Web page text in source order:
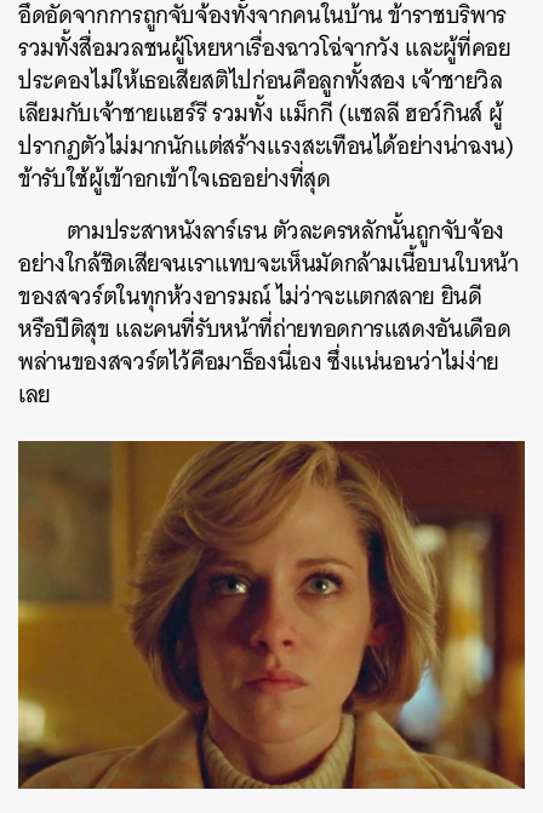
อึดอัดจากการถูกจับจ้องทั้งจากคนในบ้าน ข้าราชบริพาร
รวมทั้งสื่อมวลชนผู้โหยหาเรื่องฉาวโฉ่จากวัง และผู้ที่คอย
ประคองไม่ให้เธอเสียสติไปก่อนคือลูกทั้งสอง เจ้าชายวิล
เลียมกับเจ้าชายแฮร์รี รวมทั้ง แม็กกี (แซลลี ฮอว์กินส์ ผู้
ปรากฏตัวไม่มากนักแต่สร้างแรงสะเทือนได้อย่างน่าฉงน)
ข้ารับใช้ผู้เข้าอกเข้าใจเธออย่างที่สุด
ตามประสาหนังลาร์เรน ตัวละครหลักนั้นถูกจับจ้อง
อย่างใกล้ชิดเสียจนเราแทบจะเห็นมัดกล้ามเนื้อบนใบหน้า
ของสจวร์ตในทุกห้วงอารมณ์ ไม่ว่าจะแตกสลาย ยินดี
หรือปีติสุข และคนที่รับหน้าที่ถ่ายทอดการแสดงอันเดือด
พล่านของสจวร์ตไว้คือมาธ็องนี่เอง ซึ่งแน่นอนว่าไม่ง่าย
เลย